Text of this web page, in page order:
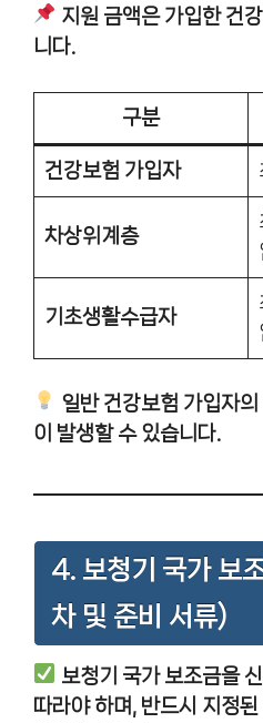
지원 금액은 가입한 건
니다.
구분
건강보험 가입자
차상위계층
기초생활수급자
일반 건강보험 가입자
이 발생할 수 있습니다.
4. 보청기 국가 보
차 및 준비 서류)
보청기 국가 보조금을
따라야 하며, 반드시 지정